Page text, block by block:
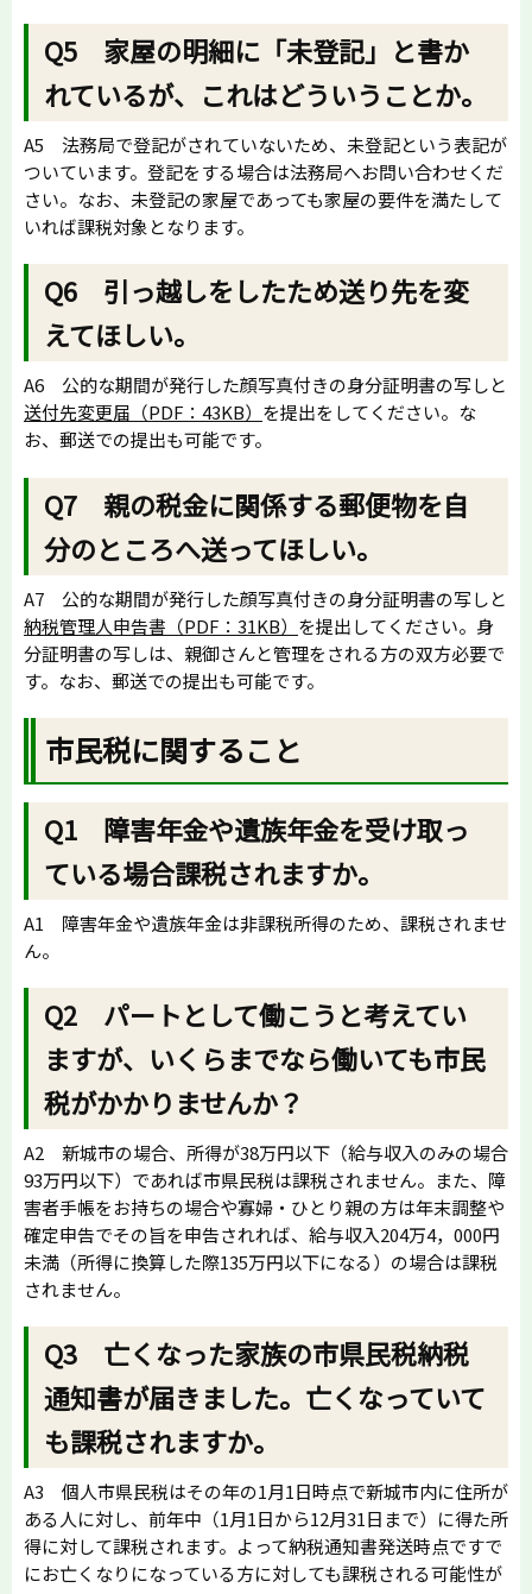
Q5 家屋の明細に「未登記」と書か
れているが、これはどういうことか。
A5 法務局で登記がされていないため、未登記という表記が
ついています。登記をする場合は法務局へお問い合わせくだ
さい。なお、未登記の家屋であっても家屋の要件を満たして
いれば課税対象となります。
Q6 引っ越しをしたため送り先を変
えてほしい。
A6 公的な期間が発行した顔写真付きの身分証明書の写しと
送付先変更届（PDF：43KB） を提出をしてください。な
お、郵送での提出も可能です。
Q7 親の税金に関係する郵便物を自
分のところへ送ってほしい。
A7 公的な期間が発行した顔写真付きの身分証明書の写しと
納税管理人申告書（PDF：31KB） を提出してください。身
分証明書の写しは、親御さんと管理をされる方の双方必要で
す。なお、郵送での提出も可能です。
市民税に関すること
Q1 障害年金や遺族年金を受け取っ
ている場合課税されますか。
A1 障害年金や遺族年金は非課税所得のため、課税されませ
ん。
Q2 パートとして働こうと考えてい
ますが、いくらまでなら働いても市民
税がかかりませんか？
A2 新城市の場合、所得が38万円以下（給与収入のみの場合
93万円以下）であれば市県民税は課税されません。また、障
害者手帳をお持ちの場合や寡婦・ひとり親の方は年末調整や
確定申告でその旨を申告されれば、給与収入204万4，000円
未満（所得に換算した際135万円以下になる）の場合は課税
されません。
Q3 亡くなった家族の市県民税納税
通知書が届きました。亡くなっていて
も課税されますか。
A3 個人市県民税はその年の1月1日時点で新城市内に住所が
ある人に対し、前年中（1月1日から12月31日まで）に得た所
得に対して課税されます。よって納税通知書発送時点ですで
にお亡くなりになっている方に対しても課税される可能性が